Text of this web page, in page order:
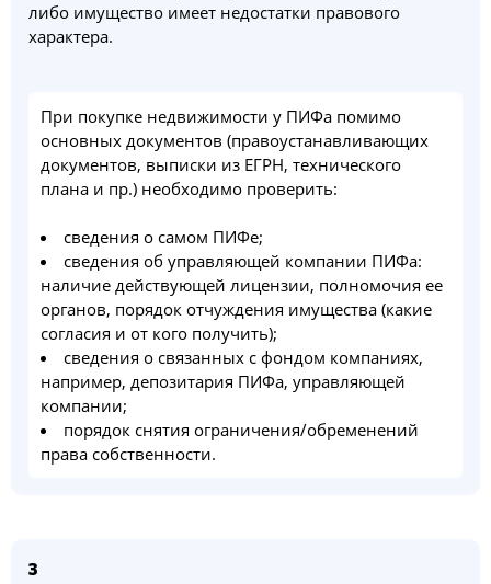
либо имущество имеет недостатки правового
характера.
При покупке недвижимости у ПИФа помимо
основных документов (правоустанавливающих
документов, выписки из ЕГРН, технического
плана и пр.) необходимо проверить:
сведения o самом ПИФе;
сведения oб управляющей компании ПИФа:
наличие действующей лицензии, полномочия ее
органов, порядок oтчуждения имущества (какие
согласия и от кого получить);
сведения o связанных c фондом компаниях,
например, депозитария ПИФа, управляющей
компании;
порядок снятия oграничения/обременений
права coбcтвеннocти.
3